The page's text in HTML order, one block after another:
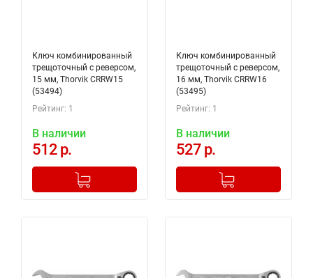
Ключ комбинированный
трещоточный с реверсом,
15 мм, Thorvik CRRW15
(53494)
Рейтинг: 1
В наличии
512 р.
+
Добавлено в корзину
Ключ комбинированный
трещоточный с реверсом,
16 мм, Thorvik CRRW16
(53495)
Рейтинг: 1
В наличии
527 р.
+
Добавлено в корзину